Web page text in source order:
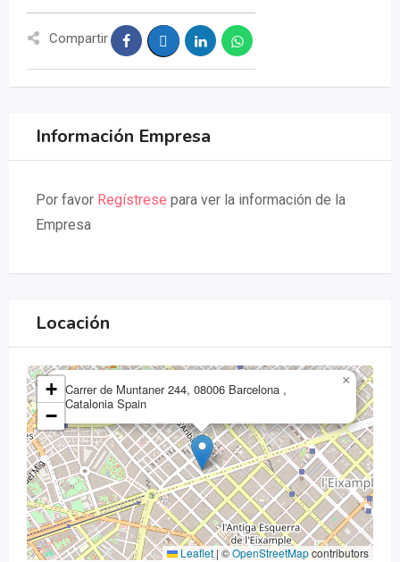
Compartir
Información Empresa
Por favor Regístrese para ver la información de la
Empresa
Locación
Carrer de Muntaner 244, 08006 Barcelona ,
Catalonia Spain
×
+
−
Leaflet |©OpenStreetMapcontributors